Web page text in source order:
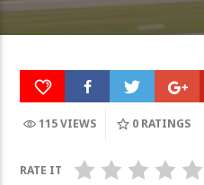
115 VIEWS 0 RATINGS
RATE IT